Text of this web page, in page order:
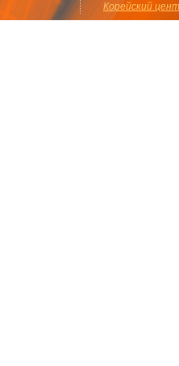
Корейский